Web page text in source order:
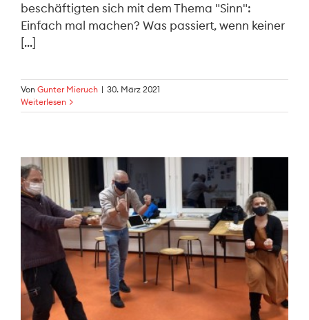
beschäftigten sich mit dem Thema "Sinn":
Einfach mal machen? Was passiert, wenn keiner
[...]
Von Gunter Mieruch | 30. März 2021
Weiterlesen